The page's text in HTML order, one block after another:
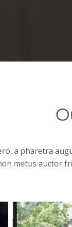
a pharetra
metus auctor